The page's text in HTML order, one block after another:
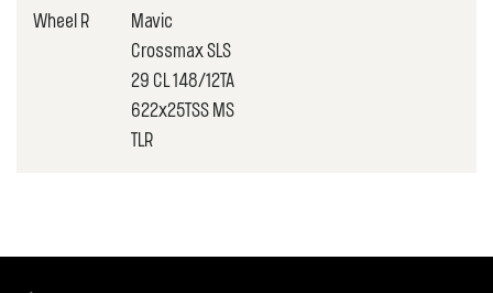
Wheel R
Mavic
Crossmax SLS
29 CL 148/12TA
622x25TSS MS
TLR